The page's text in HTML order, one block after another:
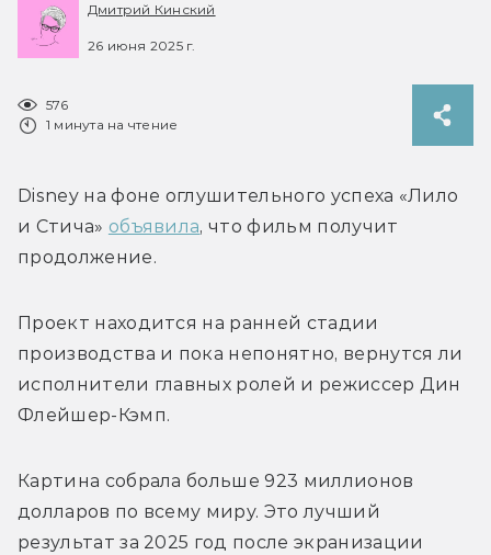
Дмитрий Кинский
26 июня 2025 г.
576
1 минута на чтение
Disney на фоне оглушительного успеха «Лило
и Стича» объявила, что фильм получит
продолжение.
Проект находится на ранней стадии
производства и пока непонятно, вернутся ли
исполнители главных ролей и режиссер Дин
Флейшер-Кэмп.
Картина собрала больше 923 миллионов
долларов по всему миру. Это лучший
результат за 2025 год после экранизации